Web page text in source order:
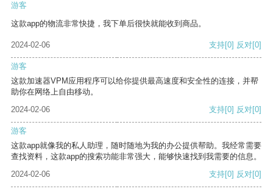
游客
这款app的物流非常快捷，我下单后很快就能收到商品。
2024-02-06 支持[0] 反对[0]
游客
这款加速器VPM应用程序可以给你提供最高速度和安全性的连接，并帮
助你在网络上自由移动。
2024-02-06
支持[0] 反对[0]
游客
这款app就像我的私人助理，随时随地为我的办公提供帮助。我经常需要
查找资料，这款app的搜索功能非常强大，能够快速找到我需要的信息。
2024-02-06
支持[0] 反对[0]